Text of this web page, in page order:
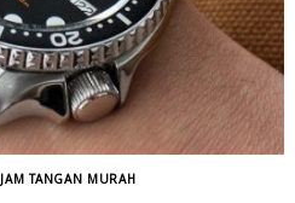
JAM TANGAN MURAH